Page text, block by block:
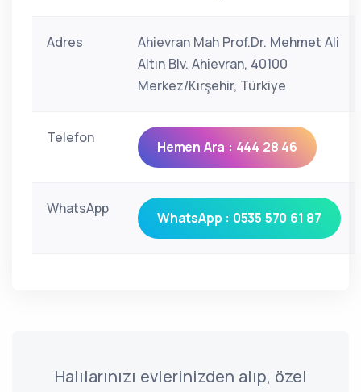
Adres
Ahievran Mah Prof.Dr. Mehmet Ali
Altın Blv. Ahievran, 40100
Merkez/Kırşehir, Türkiye
Telefon
Hemen Ara : 444 28 46
WhatsApp
WhatsApp : 0535 570 61 87
Halılarınızı evlerinizden alıp, özel